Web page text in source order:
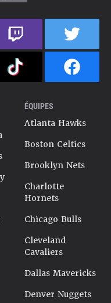
ÉQUIPES
Atlanta Hawks
Boston Celtics
Brooklyn Nets
Charlotte
Hornets
Chicago Bulls
Cleveland
Cavaliers
Dallas Mavericks
Denver Nuggets